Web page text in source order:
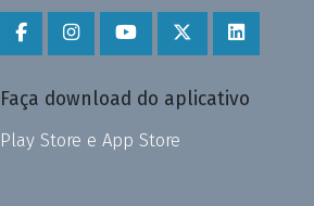
Faça download do aplicativo
Play Store e App Store